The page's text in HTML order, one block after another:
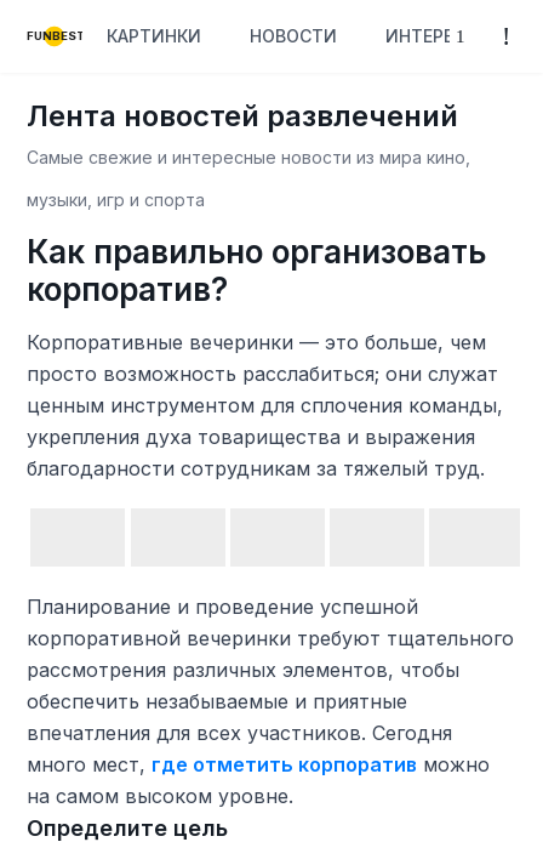
FUNBEST КАРТИНКИ НОВОСТИ ИНТЕРЕСНОЕ
Лента новостей развлечений
Самые свежие и интересные новости из мира кино,
музыки, игр и спорта
Как правильно организовать
корпоратив?
Корпоративные вечеринки — это больше, чем
просто возможность расслабиться; они служат
ценным инструментом для сплочения команды,
укрепления духа товарищества и выражения
благодарности сотрудникам за тяжелый труд.
Планирование и проведение успешной
корпоративной вечеринки требуют тщательного
рассмотрения различных элементов, чтобы
обеспечить незабываемые и приятные
впечатления для всех участников. Сегодня
много мест, где отметить корпоратив можно
на самом высоком уровне.
Определите цель